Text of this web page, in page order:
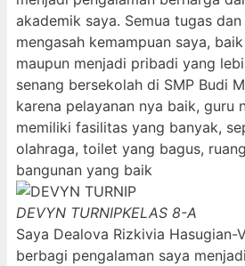
akademik saya. Semua tugas
mengasah kemampuan saya,
maupun menjadi pribadi yang
senang bersekolah di SMP Budi
karena pelayanan nya baik, guru
memiliki fasilitas yang banyak,
olahraga, toilet yang bagus,
bangunan yang baik
DEVYN TURNIPKELAS 8-A
Saya Dealova Rizkivia Hasugian-
berbagi pengalaman saya